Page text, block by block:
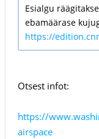
Esialgu
ebamäärase
https://
Otsest infot:
https://
airspace